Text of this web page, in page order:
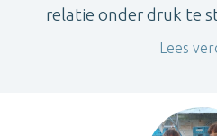
relatie onder druk te
Lees